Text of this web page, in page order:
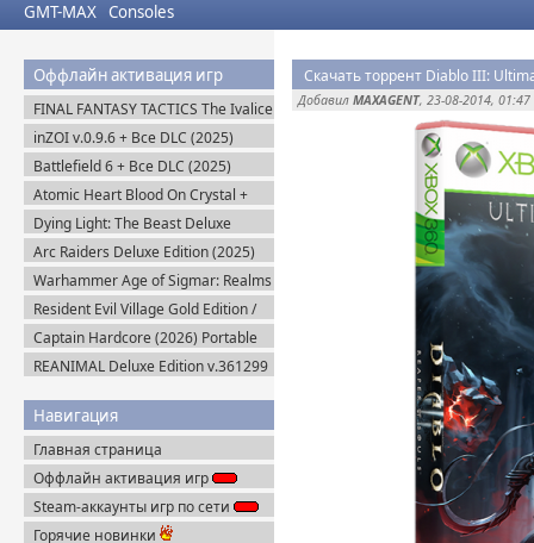
GMT-MAX Consoles
Оффлайн активация игр
FINAL FANTASY TACTICS The Ivalice
Chronicles (2025) Steam-Rip
inZOI v.0.9.6 + Все DLC (2025)
Пиратка
Battlefield 6 + Все DLC (2025)
Portable
Atomic Heart Blood On Crystal +
Все DLC (2026) Пиратка
Dying Light: The Beast Deluxe
Edition v.1.6.4 + Все DLC (2025)
Пиратка
Arc Raiders Deluxe Edition (2025)
Steam-Rip
Warhammer Age of Sigmar: Realms
of Ruin Ultimate Edition (2023)
Steam-Rip
Resident Evil Village Gold Edition /
Resident Evil 8 (2021) Portable
Captain Hardcore (2026) Portable
REANIMAL Deluxe Edition v.361299
Навигация
Главная страница
Оффлайн активация игр
Steam-аккаунты игр по сети
Горячие новинки
Скачать торрент Diablo III:
Добавил MAXAGENT, 23-08-2014, 01:47